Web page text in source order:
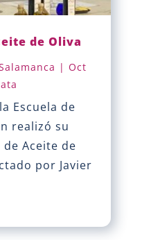
de Oliva
| Oct
Escuela de
realizó su
Aceite de
por Javier